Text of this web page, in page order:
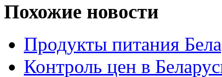
Похожие новости
Продукты питания
Контроль цен в